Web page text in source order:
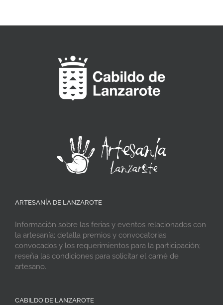
ARTESANÍA DE LANZAROTE
Información sobre las ferias y eventos relacionados con
la artesanía; detalla premios y convocatorias
convocados y los requerimientos para la participación;
reseña las condiciones para solicitar el carné de
artesano.
CABILDO DE LANZAROTE